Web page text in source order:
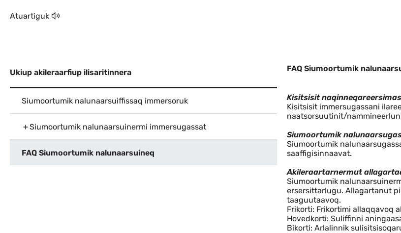
Atuartiguk
FAQ Siumoortumik
FAQ Siumoortumik
Kisitsisit
Kisitsisit immersugassani
naatsorsuutinit/
Siumoortumik
Siumoortumik
saaffigisinnaavat.
Akileraartarnermut
Siumoortumik
ersersittarlugu. Allagartanut
taaguutaavoq.
Frikorti: Frikortimi allaqqavoq
Hovedkorti: Suliffinni
Bikorti: Arlalinnik
Ukiup akileraarfiup ilisaritinnera
Siumoortumik nalunaarsuiffissaq immersoruk
Siumoortumik nalunaarsuinermi immersugassat
FAQ Siumoortumik nalunaarsuineq